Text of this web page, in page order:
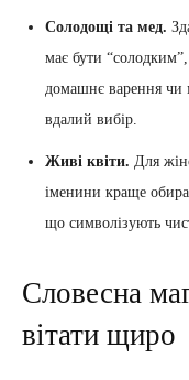
Солодощі та мед.
має бути
домашнє варення чи
вдалий вибір.
Живі квіти. Для
іменини краще
що символізують
Словесна
вітати щиро